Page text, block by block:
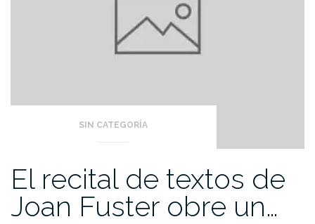
SIN CATEGORÍA
El recital de textos de
Joan Fuster obre un…